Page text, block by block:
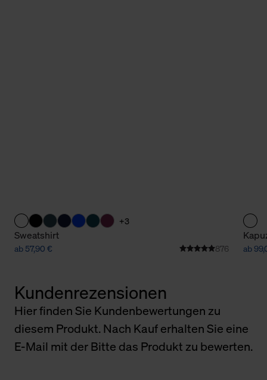
+3
Sweatshirt
ab 57,90 € 876 ab
Kundenrezensionen
Hier finden Sie Kundenbewertungen zu
diesem Produkt. Nach Kauf erhalten Sie eine
E-Mail mit der Bitte das Produkt zu bewerten.